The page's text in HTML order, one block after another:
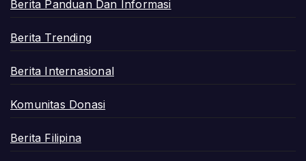
Berita Panduan Dan Informasi
Berita Trending
Berita Internasional
Komunitas Donasi
Berita Filipina